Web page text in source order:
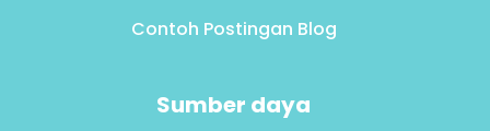
Contoh Postingan Blog
Sumber daya